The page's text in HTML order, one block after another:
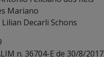
Mariano
Decarli Schons
n. 36704-E de 30/8/2017